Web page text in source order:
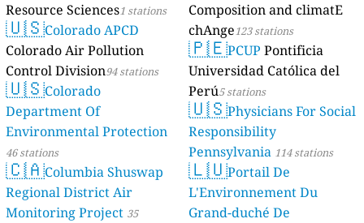
Resource Sciences1 stations
🇺🇸Colorado APCD
Colorado Air Pollution
Control Division94 stations
🇺🇸Colorado
Department Of
Environmental Protection
46 stations
🇨🇦Columbia Shuswap
Regional District Air
Monitoring Project 35
Composition and climatE
chAnge123 stations
🇵🇪PCUP Pontificia
Universidad Católica del
Perú5 stations
🇺🇸Physicians For Social
Responsibility
Pennsylvania 114 stations
🇱🇺Portail De
L'Environnement Du
Grand-duché De